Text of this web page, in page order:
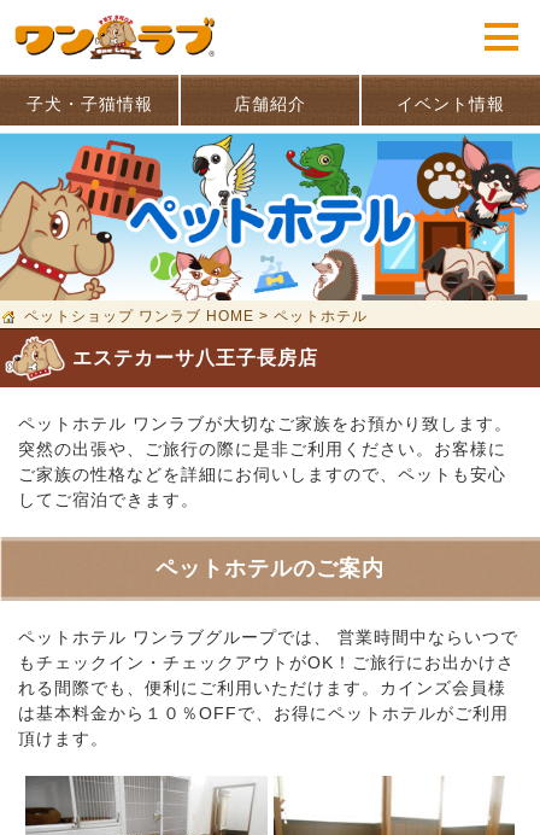
子犬・子猫情報 店舗紹介 イベント情報
ペットショップ ワンラブ HOME > ペットホテル
エステカーサ八王子長房店
ペットホテル ワンラブが大切なご家族をお預かり致します。
突然の出張や、ご旅行の際に是非ご利用ください。お客様に
ご家族の性格などを詳細にお伺いしますので、ペットも安心
してご宿泊できます。
ペットホテルのご案内
ペットホテル ワンラブグループでは、 営業時間中ならいつで
もチェックイン・チェックアウトがOK！ご旅行にお出かけさ
れる間際でも、便利にご利用いただけます。カインズ会員様
は基本料金から１０％OFFで、お得にペットホテルがご利用
頂けます。